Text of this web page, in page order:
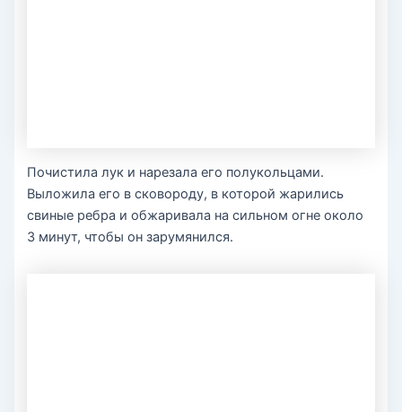
Почистила лук и нарезала его полукольцами.
Выложила его в сковороду, в которой жарились
свиные ребра и обжаривала на сильном огне около
3 минут, чтобы он зарумянился.